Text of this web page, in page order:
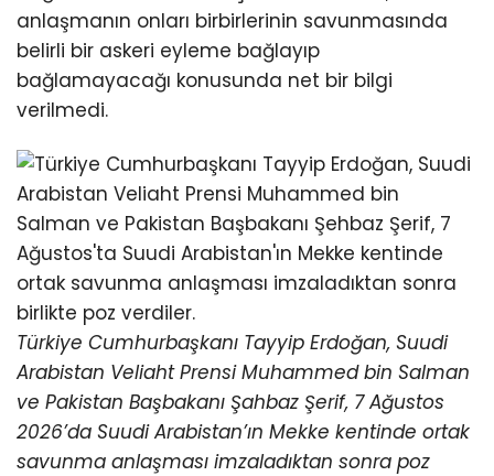
anlaşmanın onları birbirlerinin savunmasında
belirli bir askeri eyleme bağlayıp
bağlamayacağı konusunda net bir bilgi
verilmedi.
Türkiye Cumhurbaşkanı Tayyip Erdoğan, Suudi
Arabistan Veliaht Prensi Muhammed bin Salman
ve Pakistan Başbakanı Şahbaz Şerif, 7 Ağustos
2026’da Suudi Arabistan’ın Mekke kentinde ortak
savunma anlaşması imzaladıktan sonra poz